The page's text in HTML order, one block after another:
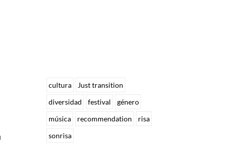
cultura
Just transition
diversidad
festival
género
música
recommendation
risa
sonrisa